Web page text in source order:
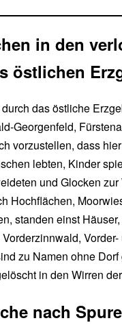
in den
östlichen
das östliche
Georgenfeld,
vorzustellen, dass
lebten, Kinder
und Glocken zur
Hochflächen,
standen einst
zu Namen ohne
in den Wirren
nach